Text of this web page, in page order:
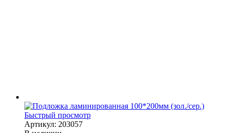
Быстрый просмотр
Артикул: 203057